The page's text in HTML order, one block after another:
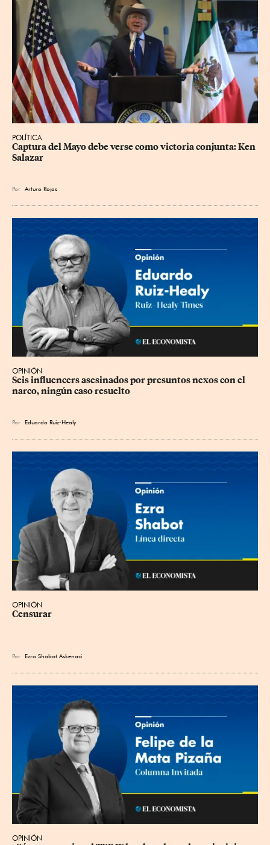
POLÍTICA
Captura del Mayo debe verse como victoria conjunta: Ken
Salazar
Por Arturo Rojas
OPINIÓN
Seis influencers asesinados por presuntos nexos con el
narco, ningún caso resuelto
Por Eduardo Ruiz-Healy
OPINIÓN
Censurar
Por Ezra Shabot Askenazi
OPINIÓN